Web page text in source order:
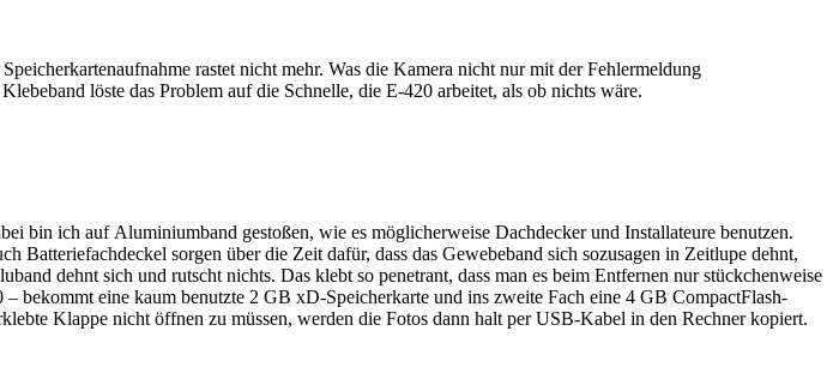
rastet nicht mehr. Was die Kamera nicht nur mit der Fehlermeldung
löste das Problem auf die Schnelle, die E-420 arbeitet, als ob nichts wäre.
bin ich auf Aluminiumband gestoßen, wie es möglicherweise Dachdecker und Installateure benutzen.
Batteriefachdeckel sorgen über die Zeit dafür, dass das Gewebeband sich sozusagen in Zeitlupe dehnt,
dehnt sich und rutscht nichts. Das klebt so penetrant, dass man es beim Entfernen nur stückchenweise
eine kaum benutzte 2 GB xD-Speicherkarte und ins zweite Fach eine 4 GB CompactFlash-
Klappe nicht öffnen zu müssen, werden die Fotos dann halt per USB-Kabel in den Rechner kopiert.